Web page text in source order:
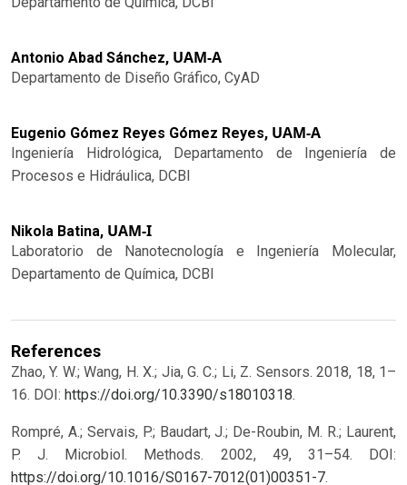
Antonio Abad Sánchez, UAM-A
Departamento de Diseño Gráfico, CyAD
Eugenio Gómez Reyes Gómez Reyes, UAM-A
Ingeniería Hidrológica, Departamento de Ingeniería de
Procesos e Hidráulica, DCBI
Nikola Batina, UAM-I
Laboratorio de Nanotecnología e Ingeniería Molecular,
Departamento de Química, DCBI
References
Zhao, Y. W.; Wang, H. X.; Jia, G. C.; Li, Z. Sensors. 2018, 18, 1–
16. DOI: https://doi.org/10.3390/s18010318.
Rompré, A.; Servais, P.; Baudart, J.; De-Roubin, M. R.; Laurent,
P. J. Microbiol. Methods. 2002, 49, 31–54. DOI:
https://doi.org/10.1016/S0167-7012(01)00351-7.